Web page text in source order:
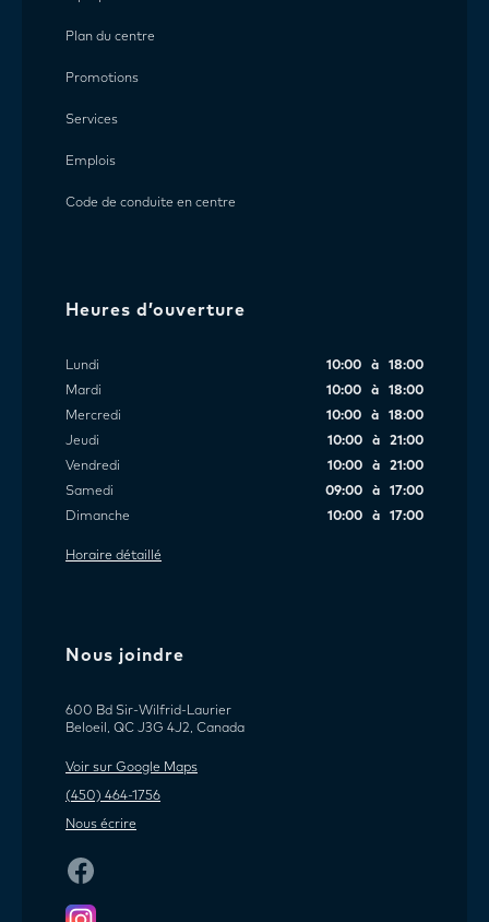
Plan du centre
Promotions
Services
Emplois
Code de conduite en centre
Heures d’ouverture
Lundi
10:00 à 18:00
Mardi
10:00 à 18:00
Mercredi
10:00 à 18:00
Jeudi
10:00 à 21:00
Vendredi
10:00 à 21:00
Samedi
09:00 à 17:00
Dimanche
10:00 à 17:00
Horaire détaillé
Nous joindre
600 Bd Sir-Wilfrid-Laurier
Beloeil, QC J3G 4J2, Canada
Voir sur Google Maps
(450) 464-1756
Nous écrire